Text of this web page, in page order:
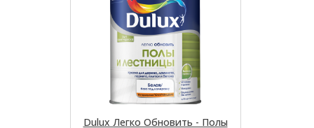
Dulux Легко Обновить - Полы